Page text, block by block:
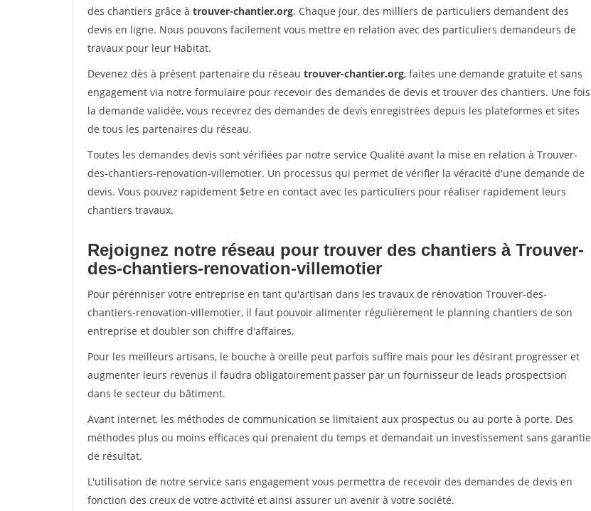
des chantiers grâce à trouver-chantier.org. Chaque jour, des milliers de particuliers demandent des
devis en ligne. Nous pouvons facilement vous mettre en relation avec des particuliers demandeurs de
travaux pour leur Habitat.
Devenez dès à présent partenaire du réseau trouver-chantier.org, faites une demande gratuite et sans
engagement via notre formulaire pour recevoir des demandes de devis et trouver des chantiers. Une fois
la demande validée, vous recevrez des demandes de devis enregistrées depuis les plateformes et sites
de tous les partenaires du réseau.
Toutes les demandes devis sont vérifiées par notre service Qualité avant la mise en relation à Trouver-
des-chantiers-renovation-villemotier. Un processus qui permet de vérifier la véracité d'une demande de
devis. Vous pouvez rapidement $etre en contact avec les particuliers pour réaliser rapidement leurs
chantiers travaux.
Rejoignez notre réseau pour trouver des chantiers à Trouver-
des-chantiers-renovation-villemotier
Pour pérénniser votre entreprise en tant qu'artisan dans les travaux de rénovation Trouver-des-
chantiers-renovation-villemotier, il faut pouvoir alimenter régulièrement le planning chantiers de son
entreprise et doubler son chiffre d'affaires.
Pour les meilleurs artisans, le bouche à oreille peut parfois suffire mais pour les désirant progresser et
augmenter leurs revenus il faudra obligatoirement passer par un fournisseur de leads prospectsion
dans le secteur du bâtiment.
Avant internet, les méthodes de communication se limitaient aux prospectus ou au porte à porte. Des
méthodes plus ou moins efficaces qui prenaient du temps et demandait un investissement sans garantie
de résultat.
L'utilisation de notre service sans engagement vous permettra de recevoir des demandes de devis en
fonction des creux de votre activité et ainsi assurer un avenir à votre société.